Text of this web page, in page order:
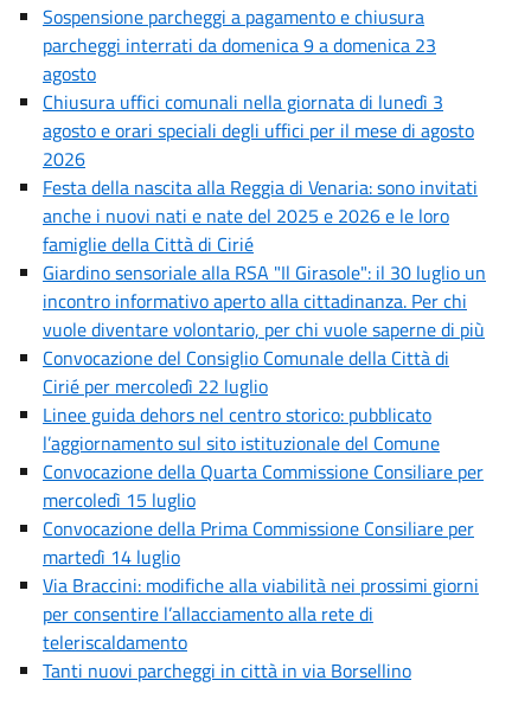
Sospensione parcheggi a pagamento e chiusura
parcheggi interrati da domenica 9 a domenica 23
agosto
Chiusura uffici comunali nella giornata di lunedì 3
agosto e orari speciali degli uffici per il mese di agosto
2026
Festa della nascita alla Reggia di Venaria: sono invitati
anche i nuovi nati e nate del 2025 e 2026 e le loro
famiglie della Città di Cirié
Giardino sensoriale alla RSA "Il Girasole": il 30 luglio un
incontro informativo aperto alla cittadinanza. Per chi
vuole diventare volontario, per chi vuole saperne di più
Convocazione del Consiglio Comunale della Città di
Cirié per mercoledì 22 luglio
Linee guida dehors nel centro storico: pubblicato
l’aggiornamento sul sito istituzionale del Comune
Convocazione della Quarta Commissione Consiliare per
mercoledì 15 luglio
Convocazione della Prima Commissione Consiliare per
martedì 14 luglio
Via Braccini: modifiche alla viabilità nei prossimi giorni
per consentire l’allacciamento alla rete di
teleriscaldamento
Tanti nuovi parcheggi in città in via Borsellino